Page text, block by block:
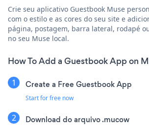
Crie seu aplicativo Guestbook Muse
com o estilo e as cores do seu site e
página, postagem, barra lateral, rodapé
no seu Muse local.
How To Add a Guestbook App on
Create a Free Guestbook App
Start for free now
Download do arquivo .mucow